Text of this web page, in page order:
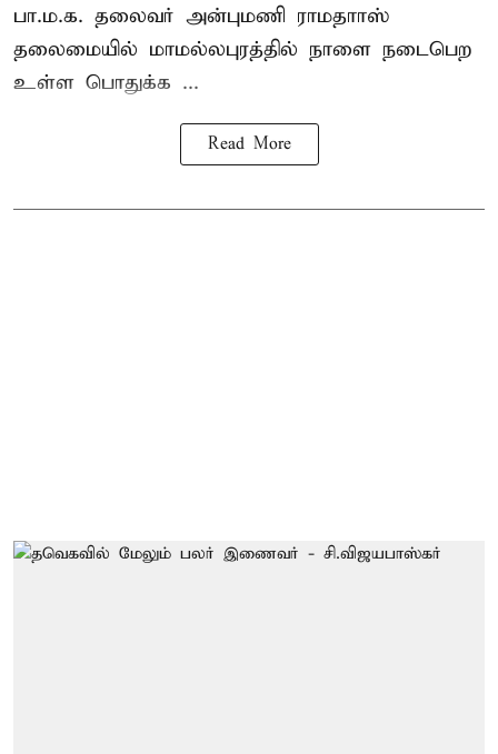
பா.ம.க. தலைவர் அன்புமணி ராமதாாஸ்
தலைமையில் மாமல்லபுரத்தில் நாளை நடைபெற
உள்ள பொதுக்க ...
Read More